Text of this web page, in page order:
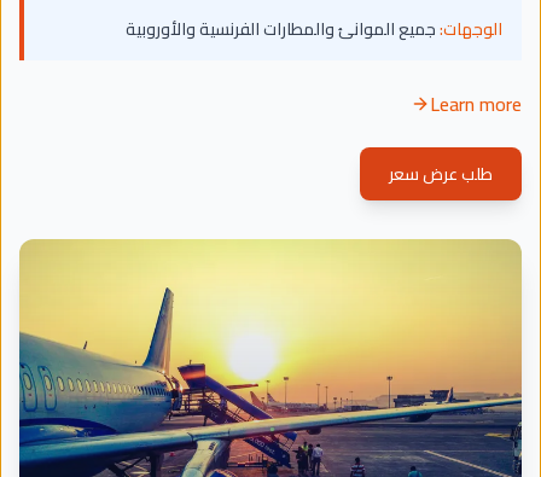
الوجهات:جميع الموانئ والمطارات الفرنسية والأوروبية
Learn more
طلب عرض سعر